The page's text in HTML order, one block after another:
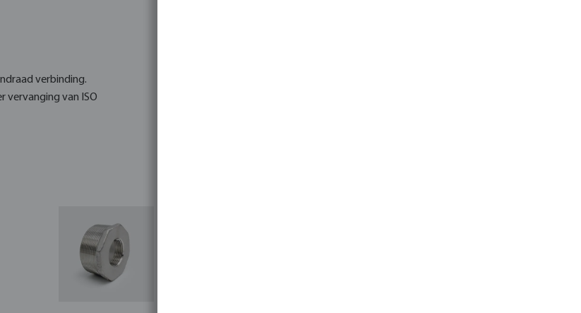
verbinding.
vervanging van ISO